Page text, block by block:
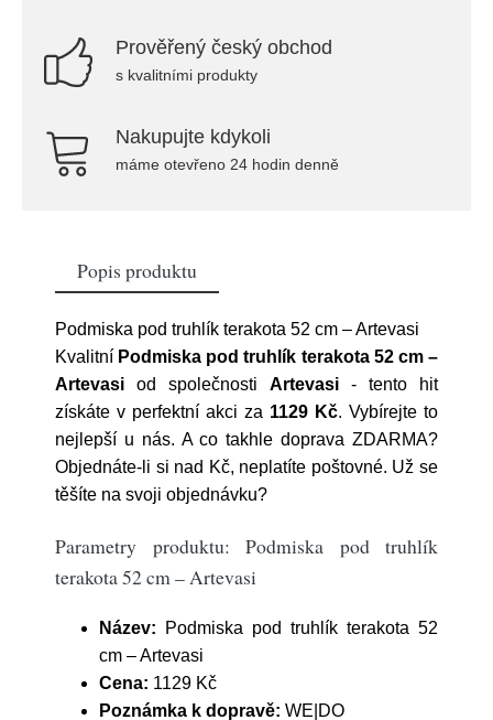
Prověřený český obchod
s kvalitními produkty
Nakupujte kdykoli
máme otevřeno 24 hodin denně
Popis produktu
Podmiska pod truhlík terakota 52 cm – Artevasi
Kvalitní Podmiska pod truhlík terakota 52 cm –
Artevasi od společnosti Artevasi - tento hit
získáte v perfektní akci za 1129 Kč. Vybírejte to
nejlepší u nás. A co takhle doprava ZDARMA?
Objednáte-li si nad Kč, neplatíte poštovné. Už se
těšíte na svoji objednávku?
Parametry produktu: Podmiska pod truhlík
terakota 52 cm – Artevasi
Název: Podmiska pod truhlík terakota 52
cm – Artevasi
Cena: 1129 Kč
Poznámka k dopravě: WE|DO